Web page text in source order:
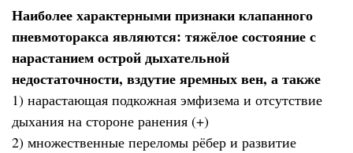
Наиболее характерными признаки клапанного
пневмоторакса являются: тяжёлое состояние с
нарастанием острой дыхательной
недостаточности, вздутие яремных вен, а также
1) нарастающая подкожная эмфизема и отсутствие
дыхания на стороне ранения (+)
2) множественные переломы рёбер и развитие